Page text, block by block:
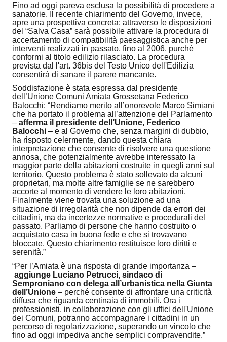
Fino ad oggi pareva esclusa la possibilità di procedere a
sanatorie. Il recente chiarimento del Governo, invece,
apre una prospettiva concreta: attraverso le disposizioni
del “Salva Casa” sarà possibile attivare la procedura di
accertamento di compatibilità paesaggistica anche per
interventi realizzati in passato, fino al 2006, purché
conformi al titolo edilizio rilasciato. La procedura
prevista dal l'art. 36bis del Testo Unico dell'Edilizia
consentirà di sanare il parere mancante.
Soddisfazione è stata espressa dal presidente
dell’Unione Comuni Amiata Grossetana Federico
Balocchi: “Rendiamo merito all’onorevole Marco Simiani
che ha portato il problema all’attenzione del Parlamento
– afferma il presidente dell’Unione, Federico
Balocchi – e al Governo che, senza margini di dubbio,
ha risposto celermente, dando questa chiara
interpretazione che consente di risolvere una questione
annosa, che potenzialmente avrebbe interessato la
maggior parte della abitazioni costruite in quegli anni sul
territorio. Questo problema è stato sollevato da alcuni
proprietari, ma molte altre famiglie se ne sarebbero
accorte al momento di vendere le loro abitazioni.
Finalmente viene trovata una soluzione ad una
situazione di irregolarità che non dipende da errori dei
cittadini, ma da incertezze normative e procedurali del
passato. Parliamo di persone che hanno costruito o
acquistato casa in buona fede e che si trovavano
bloccate. Questo chiarimento restituisce loro diritti e
serenità.”
“Per l’Amiata è una risposta di grande importanza –
aggiunge Luciano Petrucci, sindaco di
Semproniano con delega all’urbanistica nella Giunta
dell’Unione – perché consente di affrontare una criticità
diffusa che riguarda centinaia di immobili. Ora i
professionisti, in collaborazione con gli uffici dell'Unione
dei Comuni, potranno accompagnare i cittadini in un
percorso di regolarizzazione, superando un vincolo che
fino ad oggi impediva anche semplici compravendite.”